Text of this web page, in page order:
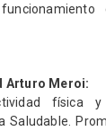
Arturo Meroi:
física y
Saludable.